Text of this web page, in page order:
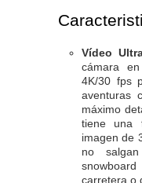
Vídeo
cámara
4K/30 fps
aventuras
máximo
tiene una
imagen de
no
carretera o